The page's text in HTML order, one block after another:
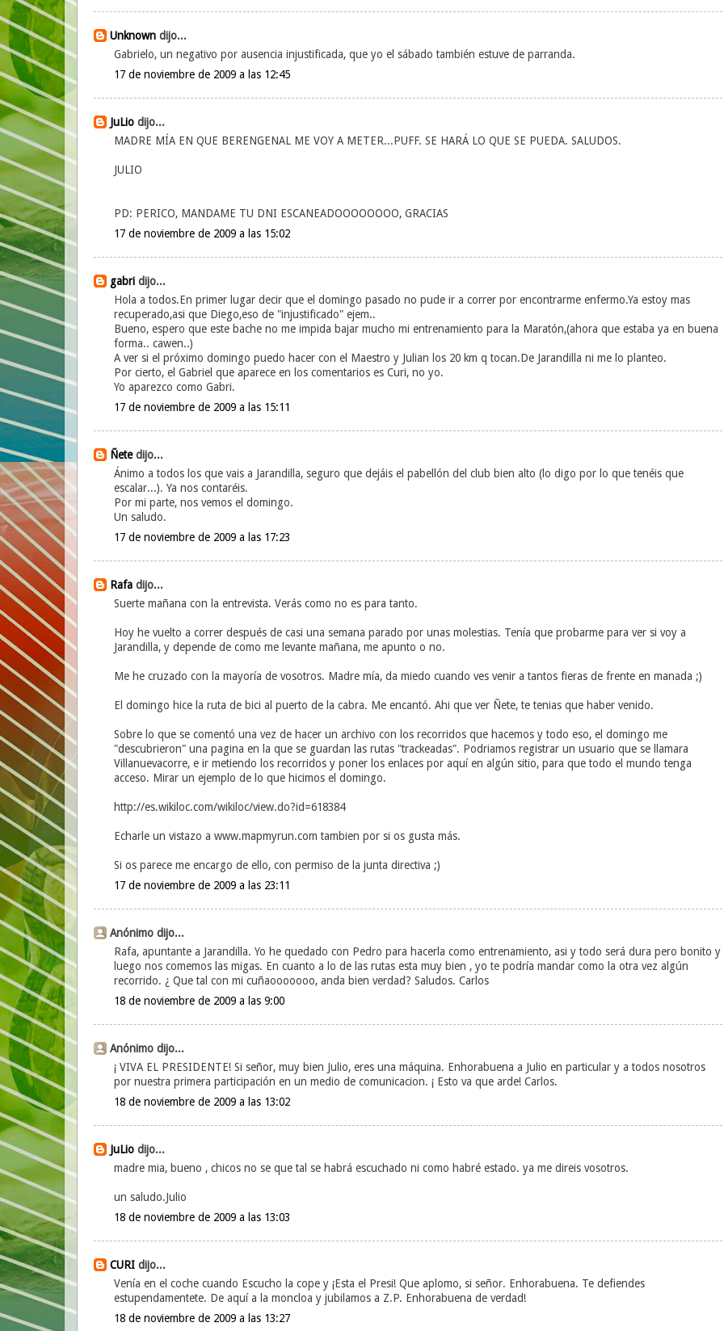
Unknowndijo...
Gabrielo, un negativo por ausencia injustificada, que yo el sábado también estuve de parranda.
17 de noviembre de 2009 a las 12:45
JuLiodijo...
MADRE MÍA EN QUE BERENGENAL ME VOY A METER...PUFF. SE HARÁ LO QUE SE PUEDA. SALUDOS.
JULIO
PD: PERICO, MANDAME TU DNI ESCANEADOOOOOOOO, GRACIAS
17 de noviembre de 2009 a las 15:02
gabridijo...
Hola a todos.En primer lugar decir que el domingo pasado no pude ir a correr por encontrarme enfermo.Ya estoy mas
recuperado,asi que Diego,eso de "injustificado" ejem..
Bueno, espero que este bache no me impida bajar mucho mi entrenamiento para la Maratón,(ahora que estaba ya en buena
forma.. cawen..)
A ver si el próximo domingo puedo hacer con el Maestro y Julian los 20 km q tocan.De Jarandilla ni me lo planteo.
Por cierto, el Gabriel que aparece en los comentarios es Curi, no yo.
Yo aparezco como Gabri.
17 de noviembre de 2009 a las 15:11
Ñetedijo...
Ánimo a todos los que vais a Jarandilla, seguro que dejáis el pabellón del club bien alto (lo digo por lo que tenéis que
escalar...). Ya nos contaréis.
Por mi parte, nos vemos el domingo.
Un saludo.
17 de noviembre de 2009 a las 17:23
Rafadijo...
Suerte mañana con la entrevista. Verás como no es para tanto.
Hoy he vuelto a correr después de casi una semana parado por unas molestias. Tenía que probarme para ver si voy a
Jarandilla, y depende de como me levante mañana, me apunto o no.
Me he cruzado con la mayoría de vosotros. Madre mía, da miedo cuando ves venir a tantos fieras de frente en manada ;)
El domingo hice la ruta de bici al puerto de la cabra. Me encantó. Ahi que ver Ñete, te tenias que haber venido.
Sobre lo que se comentó una vez de hacer un archivo con los recorridos que hacemos y todo eso, el domingo me
"descubrieron" una pagina en la que se guardan las rutas "trackeadas". Podriamos registrar un usuario que se llamara
Villanuevacorre, e ir metiendo los recorridos y poner los enlaces por aquí en algún sitio, para que todo el mundo tenga
acceso. Mirar un ejemplo de lo que hicimos el domingo.
http://es.wikiloc.com/wikiloc/view.do?id=618384
Echarle un vistazo a www.mapmyrun.com tambien por si os gusta más.
Si os parece me encargo de ello, con permiso de la junta directiva ;)
17 de noviembre de 2009 a las 23:11
Anónimo dijo...
Rafa, apuntante a Jarandilla. Yo he quedado con Pedro para hacerla como entrenamiento, asi y todo será dura pero bonito y
luego nos comemos las migas. En cuanto a lo de las rutas esta muy bien , yo te podría mandar como la otra vez algún
recorrido. ¿ Que tal con mi cuñaooooooo, anda bien verdad? Saludos. Carlos
18 de noviembre de 2009 a las 9:00
Anónimo dijo...
¡ VIVA EL PRESIDENTE! Si señor, muy bien Julio, eres una máquina. Enhorabuena a Julio en particular y a todos nosotros
por nuestra primera participación en un medio de comunicacion. ¡ Esto va que arde! Carlos.
18 de noviembre de 2009 a las 13:02
JuLiodijo...
madre mia, bueno , chicos no se que tal se habrá escuchado ni como habré estado. ya me direis vosotros.
un saludo.Julio
18 de noviembre de 2009 a las 13:03
CURIdijo...
Venía en el coche cuando Escucho la cope y ¡Esta el Presi! Que aplomo, si señor. Enhorabuena. Te defiendes
estupendamentete. De aquí a la moncloa y jubilamos a Z.P. Enhorabuena de verdad!
18 de noviembre de 2009 a las 13:27